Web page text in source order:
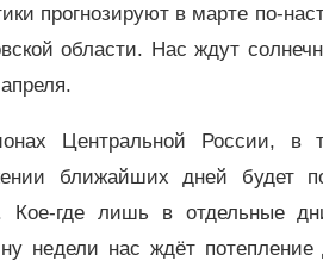
прогнозируют в марте по-
области. Нас ждут
Центральной России, в
ближайших дней будет
Кое-где лишь в отдельные
недели нас ждёт